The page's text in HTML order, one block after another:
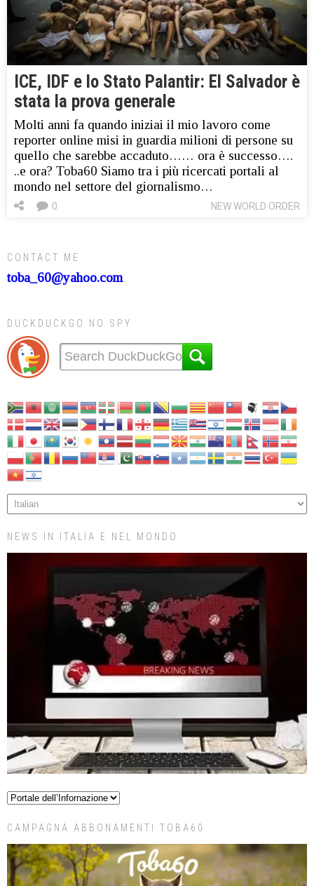
ICE, IDF e lo Stato Palantir: El Salvador è
stata la prova generale
Molti anni fa quando iniziai il mio lavoro come
reporter online misi in guardia milioni di persone su
quello che sarebbe accaduto…… ora è successo….
..e ora? Toba60 Siamo tra i più ricercati portali al
mondo nel settore del giornalismo…
NEW WORLD ORDER
0
CONTACT ME
toba_60@yahoo.com
DUCKDUCKGO NO SPY
NEWS IN ITALIA E NEL MONDO
CAMPAGNA ABBONAMENTI TOBA60